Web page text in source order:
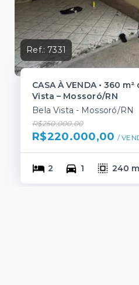
Ref.:7331
CASA À VENDA • 360
Vista – Mossoró/RN
Bela Vista - Mossoró/RN
R$250.000,00
R$220.000,00 /
2 1 240